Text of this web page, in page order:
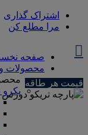
اشتراک گذاری
مرا مطلع کن
صفحه
محصولات و
یکرو
قیمت هر طاقه